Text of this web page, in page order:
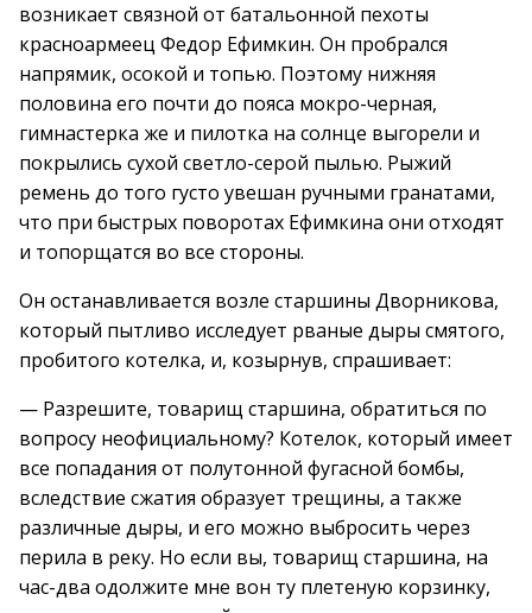
возникает связной от батальонной пехоты
красноармеец Федор Ефимкин. Он пробрался
напрямик, осокой и топью. Поэтому нижняя
половина его почти до пояса мокро-черная,
гимнастерка же и пилотка на солнце выгорели и
покрылись сухой светло-серой пылью. Рыжий
ремень до того густо увешан ручными гранатами,
что при быстрых поворотах Ефимкина они отходят
и топорщатся во все стороны.
Он останавливается возле старшины Дворникова,
который пытливо исследует рваные дыры смятого,
пробитого котелка, и, козырнув, спрашивает:
— Разрешите, товарищ старшина, обратиться по
вопросу неофициальному? Котелок, который имеет
все попадания от полутонной фугасной бомбы,
вследствие сжатия образует трещины, а также
различные дыры, и его можно выбросить через
перила в реку. Но если вы, товарищ старшина, на
час-два одолжите мне вон ту плетеную корзинку,